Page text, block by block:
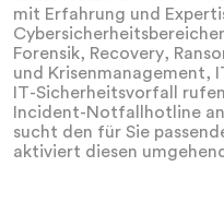
mit Erfahrung und
Forensik, Recovery,
und Krisenmanagement,
IT-Sicherheitsvorfall
Incident-Notfallhotline
sucht den für Sie
aktiviert diesen